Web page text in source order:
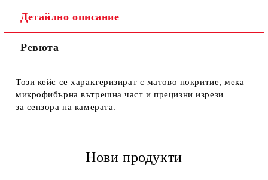
Детайлно описание
Ревюта
Този кейс се характеризират с матово покритие, мека
микрофибърна вътрешна част и прецизни изрези
за сензора на камерата.
Нови продукти